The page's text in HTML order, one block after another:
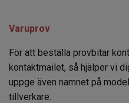
Varuprov
För att beställa provbitar
kontaktmailet, så hjälper vi
uppge även namnet på
tillverkare.